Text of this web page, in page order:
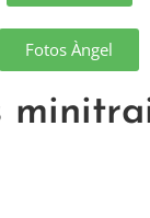
Fotos Àngel